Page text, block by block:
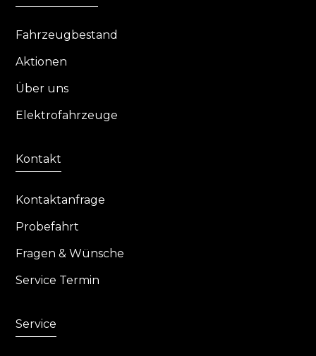
Fahrzeugbestand
Aktionen
Über uns
Elektrofahrzeuge
Kontakt
Kontaktanfrage
Probefahrt
Fragen & Wünsche
Service Termin
Service